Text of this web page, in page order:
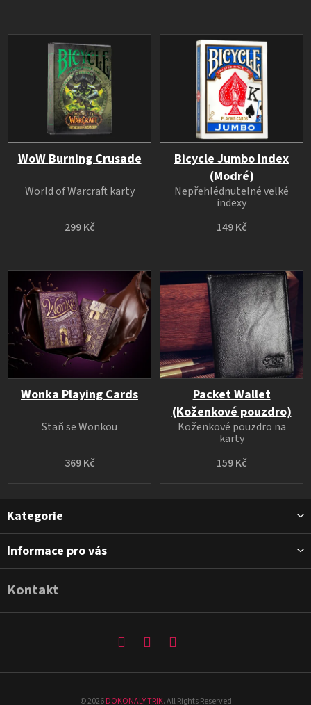
WoW Burning Crusade
299 Kč
World of Warcraft karty
Bicycle Jumbo Index
(Modré)
149 Kč
Nepřehlédnutelné velké
indexy
Wonka Playing Cards
369 Kč
Staň se Wonkou
Packet Wallet
(Koženkové pouzdro)
159 Kč
Koženkové pouzdro na
karty
Z
p
Kategorie
Informace pro vás
Kontakt
©2026 DOKONALÝ TRIK. All Rights Reserved